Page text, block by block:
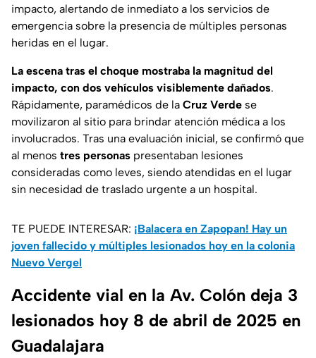
impacto, alertando de inmediato a los servicios de
emergencia sobre la presencia de múltiples personas
heridas en el lugar.
La escena tras el choque mostraba la magnitud del
impacto, con dos vehículos visiblemente dañados.
Rápidamente, paramédicos de la Cruz Verde se
movilizaron al sitio para brindar atención médica a los
involucrados. Tras una evaluación inicial, se confirmó que
al menos tres personas presentaban lesiones
consideradas como leves, siendo atendidas en el lugar
sin necesidad de traslado urgente a un hospital.
TE PUEDE INTERESAR: ¡Balacera en Zapopan! Hay un
joven fallecido y múltiples lesionados hoy en la colonia
Nuevo Vergel
Accidente vial en la Av. Colón deja 3
lesionados hoy 8 de abril de 2025 en
Guadalajara